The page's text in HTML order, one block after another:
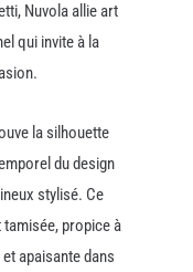
Nuvola allie art
qui invite à la
la silhouette
du design
stylisé. Ce
propice à
apaisante dans